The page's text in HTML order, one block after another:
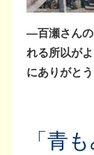
―百瀬さんの
れる所以が
にありがと
「青